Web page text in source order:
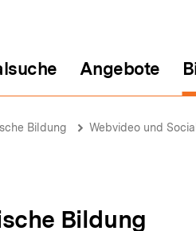
Angebote
Bildung Webvideo und
Bildung